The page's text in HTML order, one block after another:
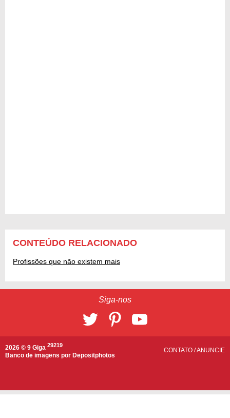
CONTEÚDO RELACIONADO
Profissões que não existem mais
Siga-nos
2026 © 9 Giga 29219
Banco de imagens por Depositphotos
CONTATO /ANUNCIE